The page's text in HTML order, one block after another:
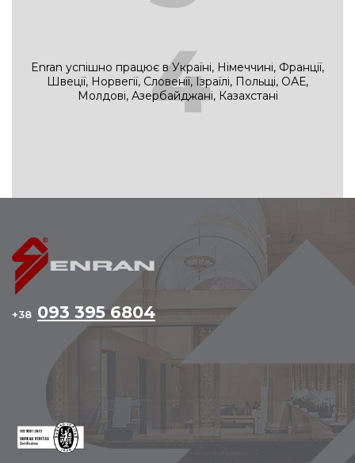
4
Enran успішно працює в Україні, Німеччині, Франції,
Швеції, Норвегії, Словенії, Ізраїлі, Польщі, ОАЕ,
Молдові, Азербайджані, Казахстані
+38 093 395 6804